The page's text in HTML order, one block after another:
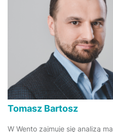
Tomasz Bartosz
W Wento zajmuje się analizą